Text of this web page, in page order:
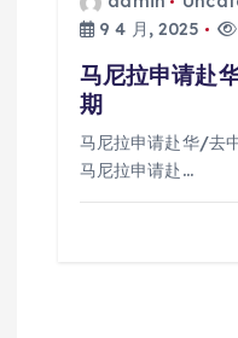
9 4 月, 2025
马尼拉申请赴
期
马尼拉申请赴华/去
马尼拉申请赴…